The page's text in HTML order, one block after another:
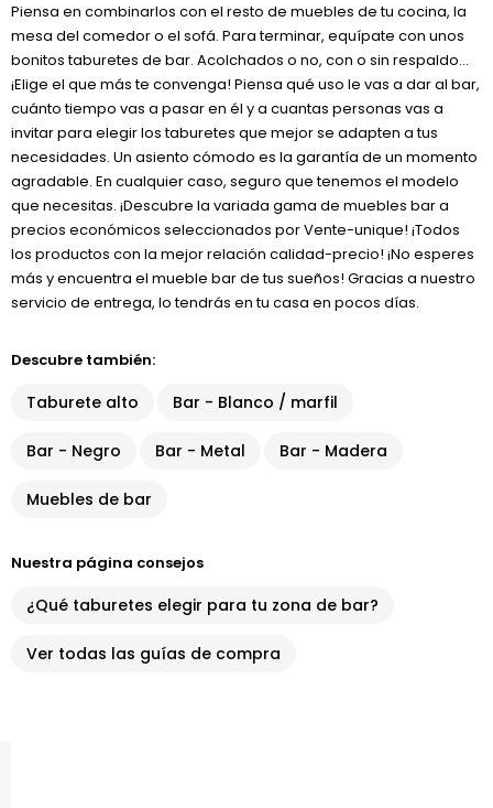
Piensa en combinarlos con el resto de muebles de tu cocina, la
mesa del comedor o el sofá. Para terminar, equípate con unos
bonitos taburetes de bar. Acolchados o no, con o sin respaldo…
¡Elige el que más te convenga! Piensa qué uso le vas a dar al bar,
cuánto tiempo vas a pasar en él y a cuantas personas vas a
invitar para elegir los taburetes que mejor se adapten a tus
necesidades. Un asiento cómodo es la garantía de un momento
agradable. En cualquier caso, seguro que tenemos el modelo
que necesitas. ¡Descubre la variada gama de muebles bar a
precios económicos seleccionados por Vente-unique! ¡Todos
los productos con la mejor relación calidad-precio! ¡No esperes
más y encuentra el mueble bar de tus sueños! Gracias a nuestro
servicio de entrega, lo tendrás en tu casa en pocos días.
Descubre también:
Taburete alto Bar - Blanco / marfil
Bar - Negro Bar - Metal Bar - Madera
Muebles de bar
Nuestra página consejos
¿Qué taburetes elegir para tu zona de bar?
Ver todas las guías de compra